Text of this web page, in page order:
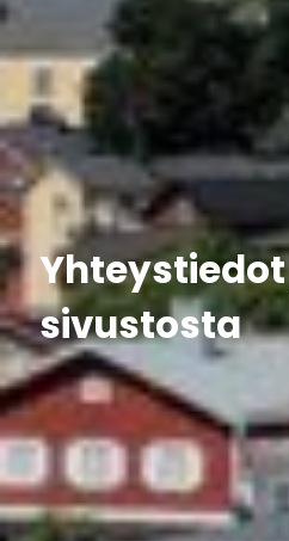
sivustosta